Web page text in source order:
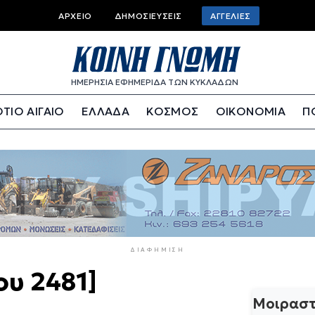
Top
bar
menu
ΑΡΧΕΊΟ ΔΗΜΟΣΙΕΎΣΕΙΣ ΑΓΓΕΛΊΕΣ
ΗΜΕΡΗΣΙΑ ΕΦΗΜΕΡΙΔΑ ΤΩΝ ΚΥΚΛΑΔΩΝ
ΑΙΓΑΙΟ ΕΛΛΑΔΑ ΚΟΣΜΟΣ ΟΙΚΟΝΟΜΙΑ
ΔΙΑΦΉΜΙΣΗ
2481]